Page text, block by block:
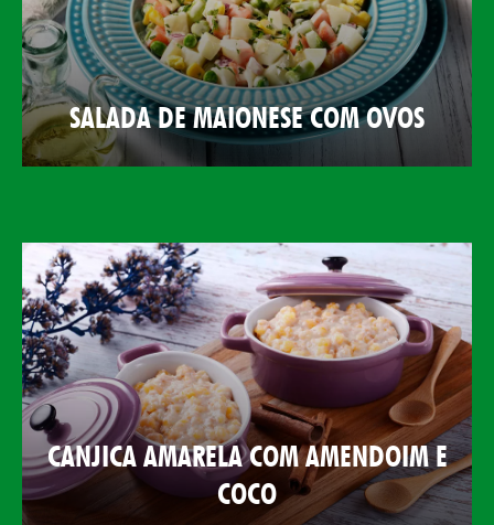
SALADA DE MAIONESE COM OVOS
CANJICA AMARELA COM AMENDOIM E
COCO